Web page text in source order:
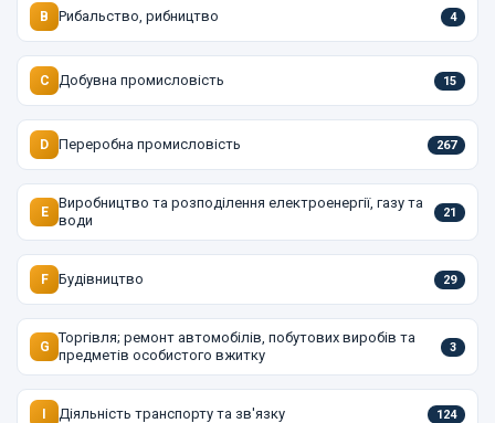
B Рибальство, рибництво 4
C Добувна промисловість 15
D Переробна промисловість 267
E
Виробництво та розподілення електроенергії, газу та
води
21
F Будівництво 29
G
Торгівля; ремонт автомобілів, побутових виробів та
предметів особистого вжитку
3
I Діяльність транспорту та зв'язку 124